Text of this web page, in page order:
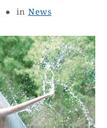
inNews